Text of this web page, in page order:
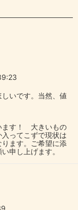
いです。当然、値
ます！ 大きいもの
ってこずで現状は
ます。ご希望に添
申し上げます。